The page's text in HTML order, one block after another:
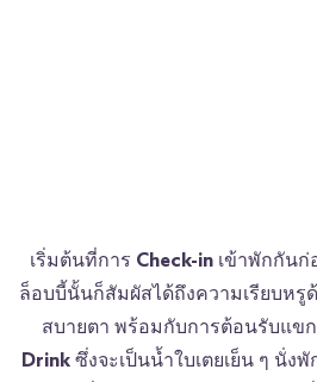
เริ่มต้นที่การ Check-in เข้าพักกันก่
ล็อบบี้นั้นก็สัมผัสได้ถึงความเรียบหรู
สบายตา พร้อมกับการต้อนรับแข
Drinkซึ่งจะเป็นน้ำใบเตยเย็น ๆ นั่งพั